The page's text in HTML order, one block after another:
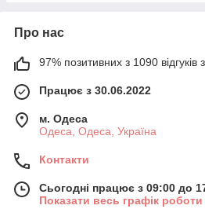
Про нас
97% позитивних з 1090 відгуків
Працює з 30.06.2022
м. Одеса
Одеса, Одеса, Україна
Контакти
Сьогодні працює з 09:00 до
Показати весь графік роботи